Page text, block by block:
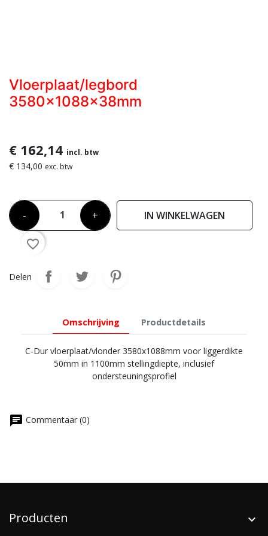
Vloerplaat/legbord
3580x1088x38mm
€ 162,14 incl. btw
€ 134,00 exc. btw
- + IN WINKELWAGEN
favorite_border
Delen
Omschrijving Productdetails
C-Dur vloerplaat/vlonder 3580x1088mm voor liggerdikte
50mm in 1100mm stellingdiepte, inclusief
ondersteuningsprofiel
chat Commentaar (0)
Producten